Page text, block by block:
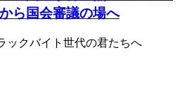
ら国会審議の場へ
ックバイト世代の君たちへ